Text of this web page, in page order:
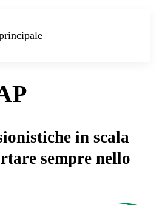
in scala
sempre nello